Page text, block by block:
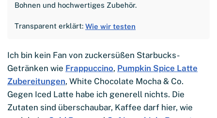
Bohnen und hochwertiges Zubehör.
Transparent erklärt: Wie wir testen
Ich bin kein Fan von zuckersüßen Starbucks-
Getränken wie Frappuccino, Pumpkin Spice Latte
Zubereitungen, White Chocolate Mocha & Co.
Gegen Iced Latte habe ich generell nichts. Die
Zutaten sind überschaubar, Kaffee darf hier, wie